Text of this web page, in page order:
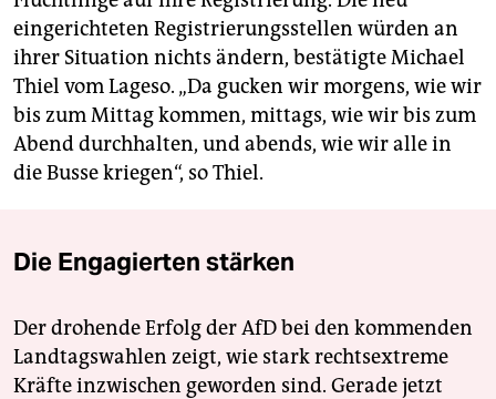
eingerichteten Registrierungs­stellen würden an
ihrer Situation nichts ändern, bestätigte Michael
Thiel vom Lageso. „Da gucken wir morgens, wie wir
bis zum Mittag kommen, mittags, wie wir bis zum
Abend durchhalten, und abends, wie wir alle in
die Busse kriegen“, so Thiel.
Die Engagierten stärken
Der drohende Erfolg der AfD bei den kommenden
Landtagswahlen zeigt, wie stark rechtsextreme
Kräfte inzwischen geworden sind. Gerade jetzt